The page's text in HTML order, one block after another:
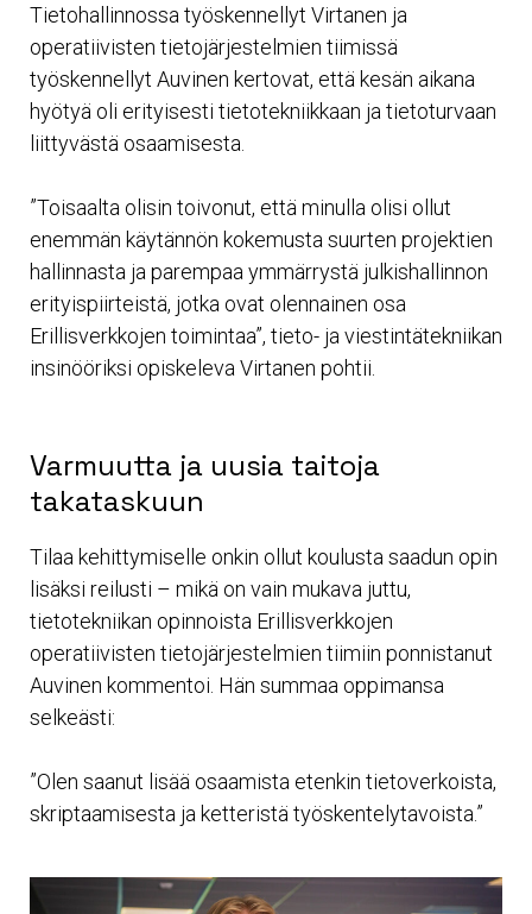
Tietohallinnossa työskennellyt Virtanen ja
operatiivisten tietojärjestelmien tiimissä
työskennellyt Auvinen kertovat, että kesän aikana
hyötyä oli erityisesti tietotekniikkaan ja tietoturvaan
liittyvästä osaamisesta.
”Toisaalta olisin toivonut, että minulla olisi ollut
enemmän käytännön kokemusta suurten projektien
hallinnasta ja parempaa ymmärrystä julkishallinnon
erityispiirteistä, jotka ovat olennainen osa
Erillisverkkojen toimintaa”, tieto- ja viestintätekniikan
insinööriksi opiskeleva Virtanen pohtii.
Varmuutta ja uusia taitoja
takataskuun
Tilaa kehittymiselle onkin ollut koulusta saadun opin
lisäksi reilusti – mikä on vain mukava juttu,
tietotekniikan opinnoista Erillisverkkojen
operatiivisten tietojärjestelmien tiimiin ponnistanut
Auvinen kommentoi. Hän summaa oppimansa
selkeästi:
”Olen saanut lisää osaamista etenkin tietoverkoista,
skriptaamisesta ja ketteristä työskentelytavoista.”